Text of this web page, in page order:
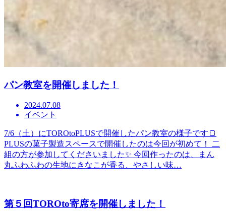
パン教室を開催しました！
2024.07.08
イベント
7/6（土）にTOROtoPLUSで開催したパン教室の様子です🍞
PLUSの菓子製造スペースで開催したのは今回が初めて！ 二
組の方が参加してくださいました✨ 今回作ったのは、まん
丸ふわふわの生地にきなこが香る、やさしい味…
第５回TOROto寄席を開催しました！